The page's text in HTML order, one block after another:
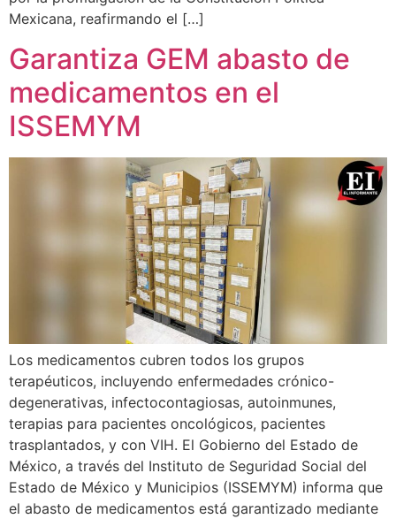
Mexicana, reafirmando el […]
Garantiza GEM abasto de
medicamentos en el
ISSEMYM
Los medicamentos cubren todos los grupos
terapéuticos, incluyendo enfermedades crónico-
degenerativas, infectocontagiosas, autoinmunes,
terapias para pacientes oncológicos, pacientes
trasplantados, y con VIH. El Gobierno del Estado de
México, a través del Instituto de Seguridad Social del
Estado de México y Municipios (ISSEMYM) informa que
el abasto de medicamentos está garantizado mediante